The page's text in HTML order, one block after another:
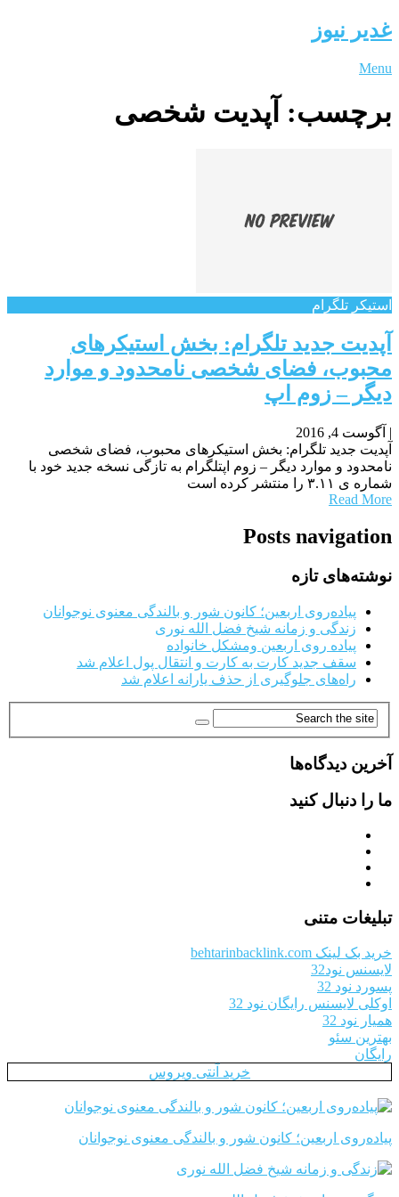
غدیر نیوز
Menu
برچسب: آپدیت شخصی
استیکر تلگرام
آپدیت جدید تلگرام: بخش استیکرهای
محبوب، فضای شخصی نامحدود و موارد
دیگر – زوم اپ
| آگوست 4, 2016
آپدیت جدید تلگرام: بخش استیکرهای محبوب، فضای شخصی
نامحدود و موارد دیگر – زوم اپتلگرام به تازگی نسخه جدید خود با
شماره ی ۳.۱۱ را منتشر کرده است
Read More
Posts navigation
نوشته‌های تازه
پیاده‌روی اربعین؛ کانون شور و بالندگی معنوی نوجوانان
زندگی و زمانه شیخ فضل الله نوری
پیاده روی اربعین ومشکل خانواده
سقف جدید کارت به کارت و انتقال پول اعلام شد
راه‌های جلوگیری از حذف یارانه اعلام شد
آخرین دیدگاه‌ها
ما را دنبال کنید
تبلیغات متنی
خرید بک لینک behtarinbacklink.com
لایسنس نود32
پسورد نود 32
اوکلی لایسنس رایگان نود 32
همیار نود 32
بهترین سئو
رایگان
خرید آنتی ویروس
پیاده‌روی اربعین؛ کانون شور و بالندگی معنوی نوجوانان